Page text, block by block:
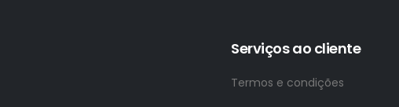
Serviços ao cliente
Termos e condições